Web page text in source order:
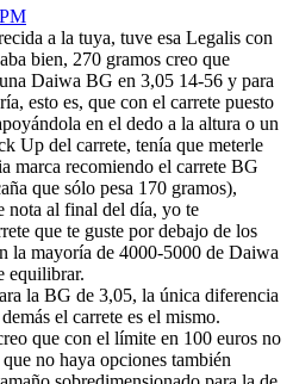
a la tuya, tuve esa Legalis con
bien, 270 gramos creo que
Daiwa BG en 3,05 14-56 y para
esto es, que con el carrete puesto
en el dedo a la altura o un
Up del carrete, tenía que meterle
marca recomiendo el carrete BG
que sólo pesa 170 gramos),
nota al final del día, yo te
que te guste por debajo de los
la mayoría de 4000-5000 de Daiwa
equilibrar.
la BG de 3,05, la única diferencia
el carrete es el mismo.
que con el límite en 100 euros no
no haya opciones también